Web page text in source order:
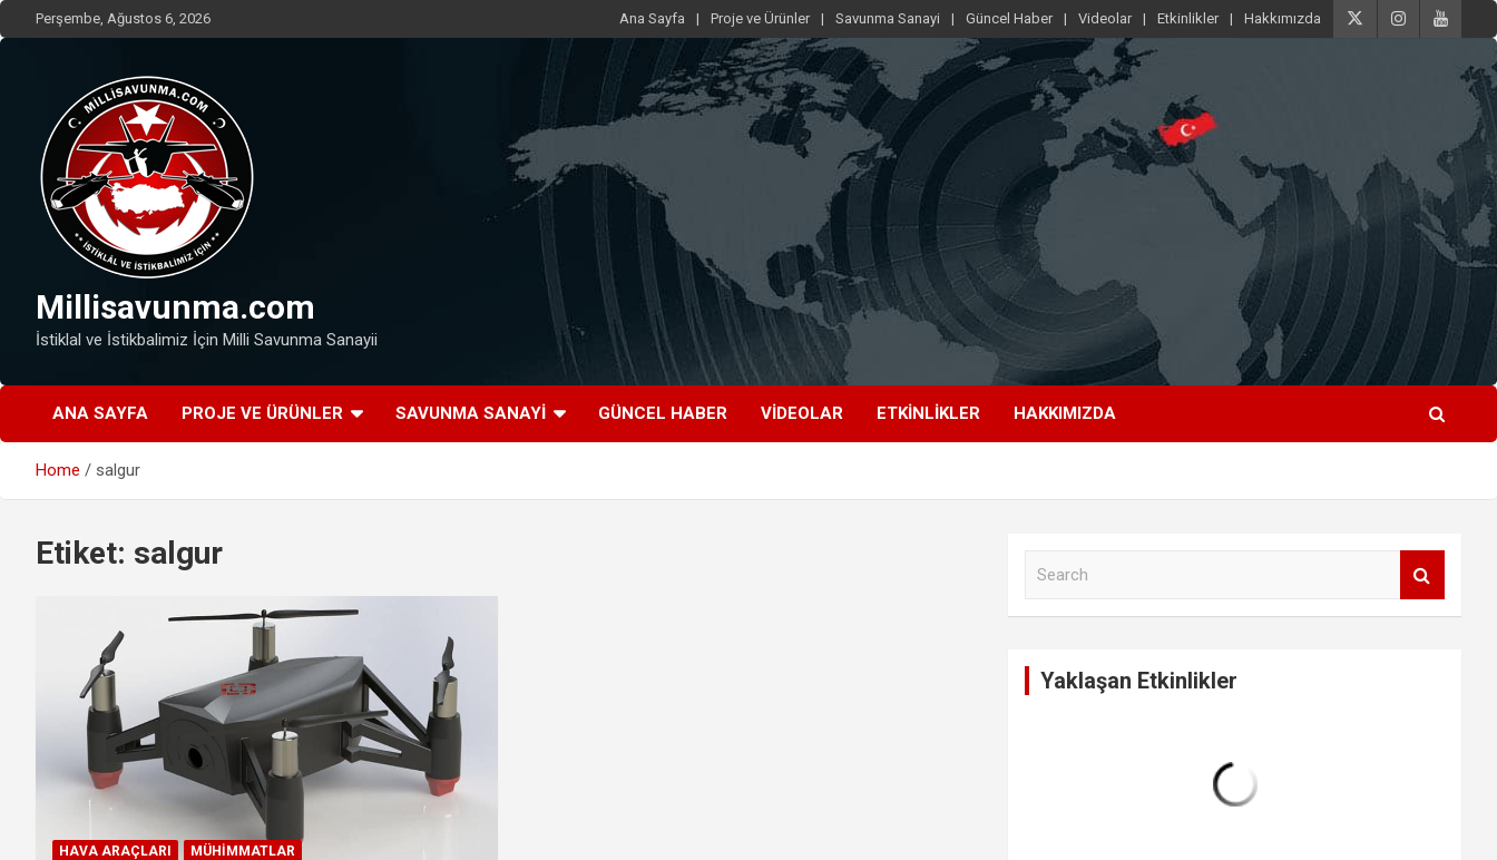
Skip
to
Perşembe, Ağustos 6, 2026 Ana Sayfa Proje ve Ürünler Savunma Sanayi Güncel Haber Videolar Etkinlikler Hakkımızda
Millisavunma.com
İstiklal ve İstikbalimiz İçin Milli Savunma Sanayii
ANA SAYFA PROJE VE ÜRÜNLER SAVUNMA SANAYI GÜNCEL HABER VIDEOLAR ETKINLIKLER HAKKIMIZDA
Home salgur
Etiket: salgur
HAVA ARAÇLARI MÜHIMMATLAR
Yaklaşan Etkinlikler